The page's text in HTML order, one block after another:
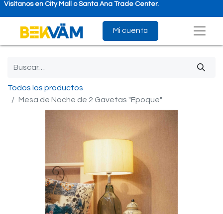
Visítanos en City Mall o Santa Ana Trade Center.
Mi cuenta
Todos los productos
Mesa de Noche de 2 Gavetas "Epoque"